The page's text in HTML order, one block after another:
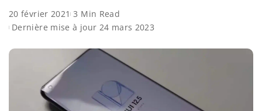
20 février 2021 3 Min Read
Dernière mise à jour 24 mars 2023